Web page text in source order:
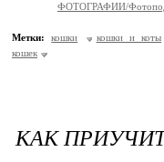
ФОТОГРАФИИ/
Метки: кошки
кошки и коты
кошек
КАК